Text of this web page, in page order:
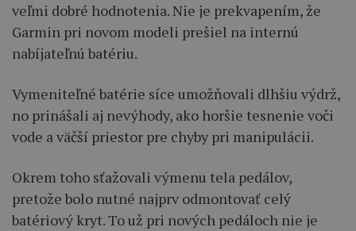
veľmi dobré hodnotenia. Nie je prekvapením, že
Garmin pri novom modeli prešiel na internú
nabíjateľnú batériu.
Vymeniteľné batérie síce umožňovali dlhšiu výdrž,
no prinášali aj nevýhody, ako horšie tesnenie voči
vode a väčší priestor pre chyby pri manipulácii.
Okrem toho sťažovali výmenu tela pedálov,
pretože bolo nutné najprv odmontovať celý
batériový kryt. To už pri nových pedáloch nie je